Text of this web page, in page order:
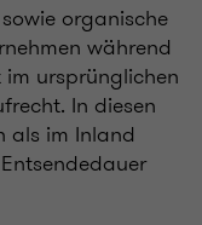
organische
während
ursprünglichen
In diesen
als im Inland